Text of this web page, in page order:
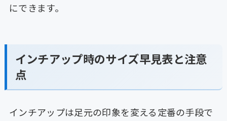
にできます。
インチアップ時のサイズ早見表と注意
点
インチアップは足元の印象を変える定番の手段で